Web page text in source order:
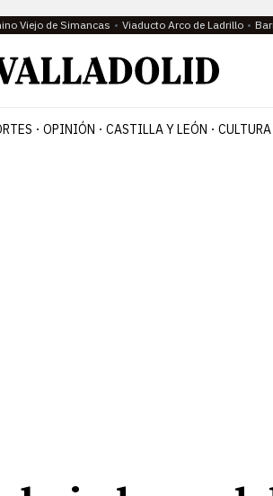
Viejo de Simancas Viaducto Arco de Ladrillo
OPINIÓN CASTILLA Y LEÓN CULTURA